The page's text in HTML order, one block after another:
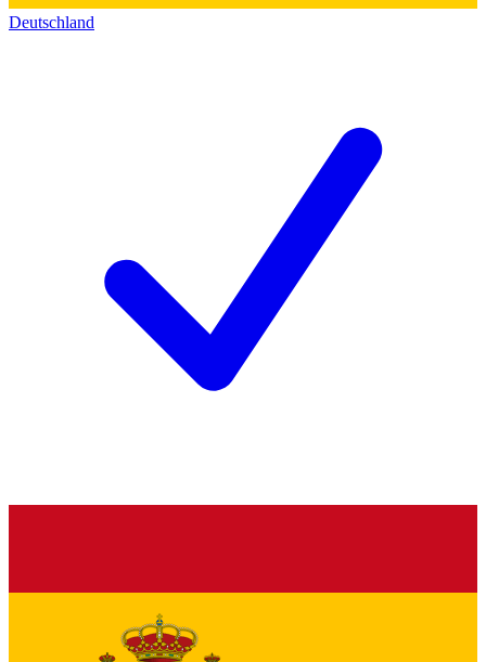
Deutschland